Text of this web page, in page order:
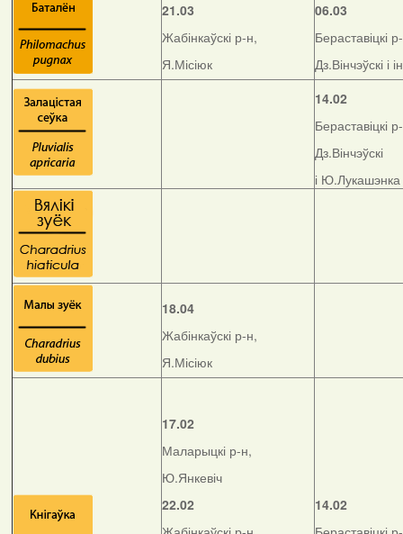
21.03
Жабінкаўскі р-н,
Я.Місіюк
06.03
Бераставіцкі
Дз.Вінчэўскі і
14.02
Бераставіцкі
Дз.Вінчэўскі
і Ю.Лукашэнка
18.04
Жабінкаўскі р-н,
Я.Місіюк
17.02
Маларыцкі р-н,
Ю.Янкевіч
22.02
14.02